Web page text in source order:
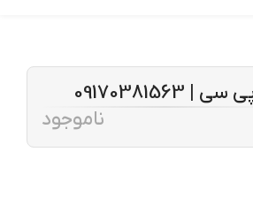
09170381563
ناموجود